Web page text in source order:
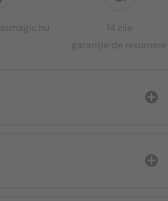
14 zile
garanție de returnare